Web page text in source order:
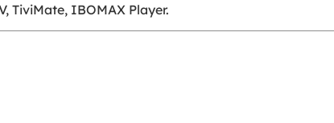
TiviMate, IBOMAX Player.